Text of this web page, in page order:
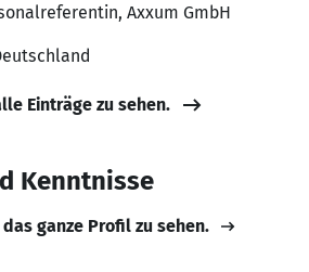
Axxum GmbH
Einträge zu sehen.
Kenntnisse
ganze Profil zu sehen.